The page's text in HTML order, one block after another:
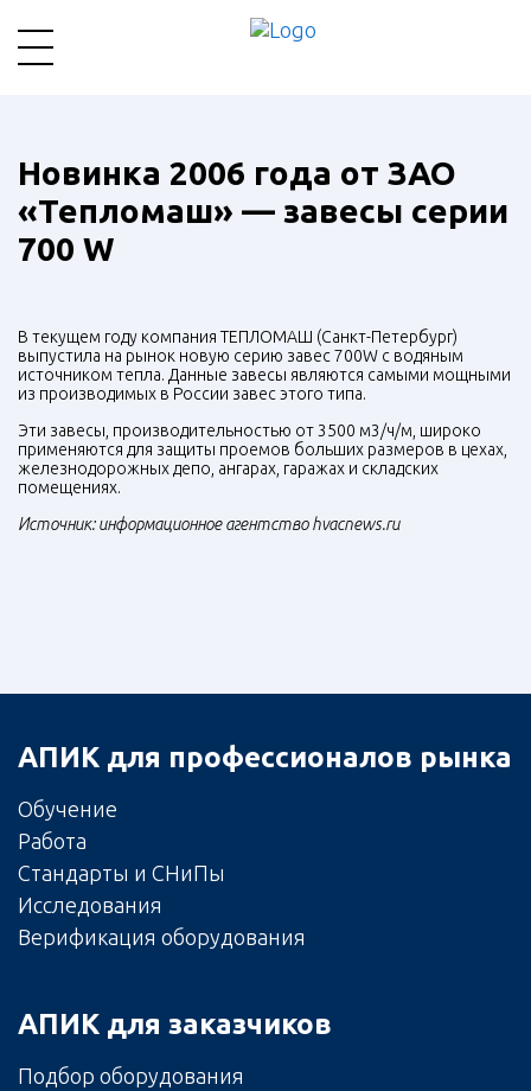
Новинка 2006 года от ЗАО
«Тепломаш» — завесы серии
700 W
В текущем году компания ТЕПЛОМАШ (Санкт-Петербург)
выпустила на рынок новую серию завес 700W с водяным
источником тепла. Данные завесы являются самыми мощными
из производимых в России завес этого типа.
Эти завесы, производительностью от 3500 м3/ч/м, широко
применяются для защиты проемов больших размеров в цехах,
железнодорожных депо, ангарах, гаражах и складских
помещениях.
Источник: информационное агентство hvacnews.ru
АПИК для профессионалов рынка
Обучение
Работа
Стандарты и СНиПы
Исследования
Верификация оборудования
АПИК для заказчиков
Подбор оборудования